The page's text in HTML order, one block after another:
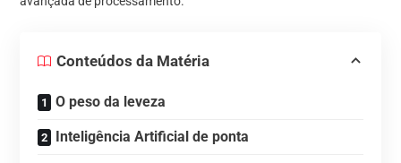
Conteúdos da Matéria
O peso da leveza
Inteligência Artificial de ponta